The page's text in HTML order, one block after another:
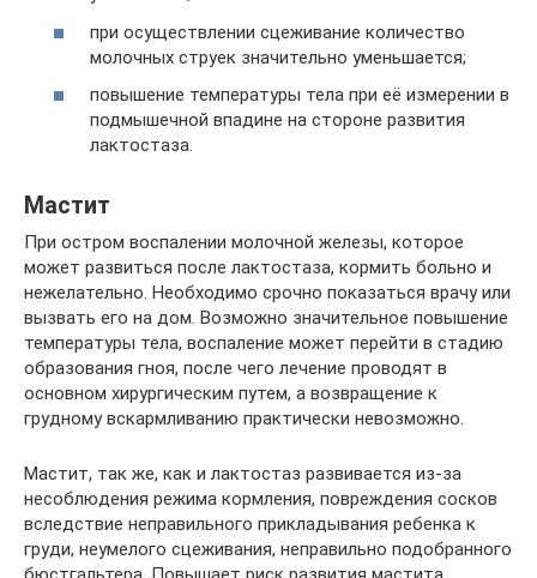
при осуществлении сцеживание количество
молочных струек значительно уменьшается;
повышение температуры тела при её измерении в
подмышечной впадине на стороне развития
лактостаза.
Мастит
При остром воспалении молочной железы, которое
может развиться после лактостаза, кормить больно и
нежелательно. Необходимо срочно показаться врачу или
вызвать его на дом. Возможно значительное повышение
температуры тела, воспаление может перейти в стадию
образования гноя, после чего лечение проводят в
основном хирургическим путем, а возвращение к
грудному вскармливанию практически невозможно.
Мастит, так же, как и лактостаз развивается из-за
несоблюдения режима кормления, повреждения сосков
вследствие неправильного прикладывания ребенка к
груди, неумелого сцеживания, неправильно подобранного